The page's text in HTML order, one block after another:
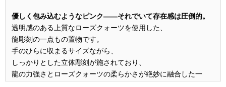
優しく包み込むようなピンク――それでいて存在感は圧倒的。
透明感のある上質なローズクォーツを使用した、
龍彫刻の一点もの置物です。
手のひらに収まるサイズながら、
しっかりとした立体彫刻が施されており、
龍の力強さとローズクォーツの柔らかさが絶妙に融合した一